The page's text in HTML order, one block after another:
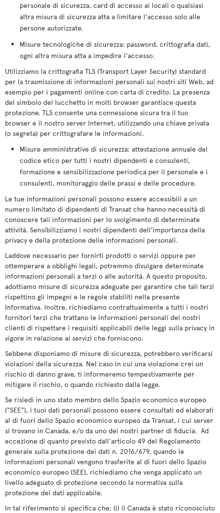
personale di sicurezza, card di accesso ai locali o qualsiasi
altra misura di sicurezza atta a limitare l'accesso solo alle
persone autorizzate.
Misure tecnologiche di sicurezza: password, crittografia dati,
ogni altra misura atta a impedire l'accesso.
Utilizziamo la crittografia TLS (Transport Layer Security) standard
per la trasmissione di informazioni personali sui nostri siti Web, ad
esempio per i pagamenti online con carta di credito. La presenza
del simbolo del lucchetto in molti browser garantisce questa
protezione. TLS consente una connessione sicura tra il tuo
browser e il nostro server Internet, utilizzando una chiave privata
(o segreta) per crittografare le informazioni.
Misure amministrative di sicurezza: attestazione annuale del
codice etico per tutti i nostri dipendenti e consulenti,
formazione e sensibilizzazione periodica per il personale e i
consulenti, monitoraggio delle prassi e delle procedure.
Le tue informazioni personali possono essere accessibili a un
numero limitato di dipendenti di Transat che hanno necessità di
conoscere tali informazioni per lo svolgimento di determinate
attività. Sensibilizziamo i nostri dipendenti dell'importanza della
privacy e della protezione delle informazioni personali.
Laddove necessario per fornirti prodotti o servizi oppure per
ottemperare a obblighi legali, potremmo divulgare determinate
informazioni personali a terzi o alle autorità. A questo proposito,
adottiamo misure di sicurezza adeguate per garantire che tali terzi
rispettino gli impegni e le regole stabiliti nella presente
Informativa. Inoltre, richiediamo contrattualmente a tutti i nostri
fornitori terzi che trattano le informazioni personali dei nostri
clienti di rispettare i requisiti applicabili delle leggi sulla privacy in
vigore in relazione ai servizi che forniscono.
Sebbene disponiamo di misure di sicurezza, potrebbero verificarsi
violazioni della sicurezza. Nel caso in cui una violazione crei un
rischio di danno grave, ti informeremo tempestivamente per
mitigare il rischio, o quando richiesto dalla legge.
Se risiedi in uno stato membro dello Spazio economico europeo
("SEE"), i tuoi dati personali possono essere consultati ed elaborati
al di fuori dello Spazio economico europeo da Transat, i cui server
si trovano in Canada, e/o da uno dei nostri partner di fiducia. Ad
eccezione di quanto previsto dall'articolo 49 del Regolamento
generale sulla protezione dei dati n. 2016/679, quando le
informazioni personali vengono trasferite al di fuori dello Spazio
economico europeo (SEE), richiediamo che venga applicato un
livello adeguato di protezione secondo la normativa sulla
protezione dei dati applicabile.
In tal riferimento si specifica che: (i) il Canada è stato riconosciuto